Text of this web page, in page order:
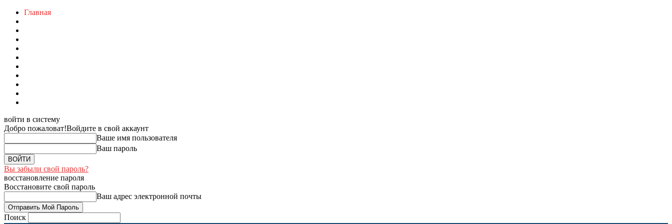
Главная
войти в систему
Добро пожаловат!Войдите в свой аккаунт
Ваше имя пользователя
Ваш пароль
Вы забыли свой пароль?
восстановление пароля
Восстановите свой пароль
Ваш адрес электронной почты
Поиск